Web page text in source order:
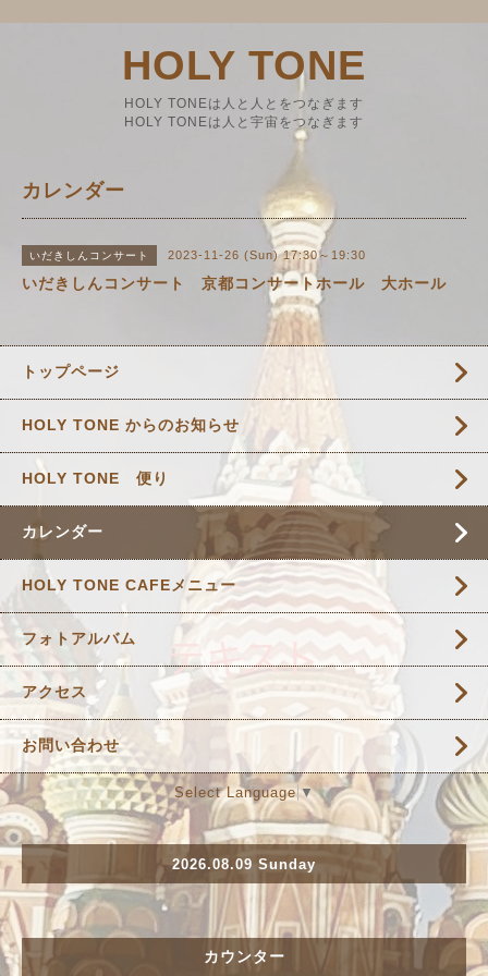
HOLY TONE
HOLY TONEは人と人とをつなぎます
HOLY TONEは人と宇宙をつなぎます
カレンダー
いだきしんコンサート 2023-11-26 (Sun) 17:30～19:30
いだきしんコンサート 京都コンサートホール 大ホール
トップページ
HOLY TONE からのお知らせ
HOLY TONE 便り
カレンダー
HOLY TONE CAFEメニュー
フォトアルバム
アクセス
お問い合わせ
Select Language ▼
2026.08.09 Sunday
カウンター